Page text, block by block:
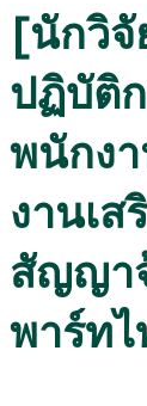
[นักวิ
ปฏิบัติ
พนักง
งานเ
สัญญา
พาร์ท